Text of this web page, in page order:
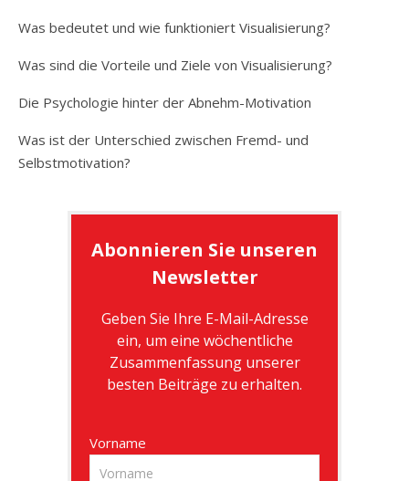
Was bedeutet und wie funktioniert Visualisierung?
Was sind die Vorteile und Ziele von Visualisierung?
Die Psychologie hinter der Abnehm-Motivation
Was ist der Unterschied zwischen Fremd- und
Selbstmotivation?
Abonnieren Sie unseren
Newsletter
Geben Sie Ihre E-Mail-Adresse
ein, um eine wöchentliche
Zusammenfassung unserer
besten Beiträge zu erhalten.
Vorname